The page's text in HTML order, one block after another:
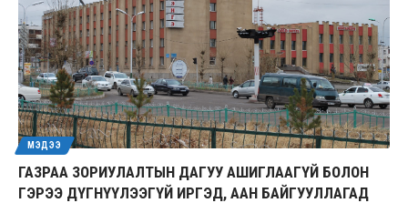
МЭДЭЭ
ГАЗРАА ЗОРИУЛАЛТЫН ДАГУУ АШИГЛААГҮЙ БОЛОН
ГЭРЭЭ ДҮГНҮҮЛЭЭГҮЙ ИРГЭД, ААН БАЙГУУЛЛАГАД